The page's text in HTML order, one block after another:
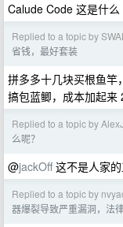
Calude Code 这是什么
Replied to a topic by
省钱，最好套装
拼多多十几块买根鱼
搞包蓝鲫，成本加起来
Replied to a topic by
么呢？
@jackOff这不是人家的
Replied to a topic by
器爆裂导致严重漏洞，法